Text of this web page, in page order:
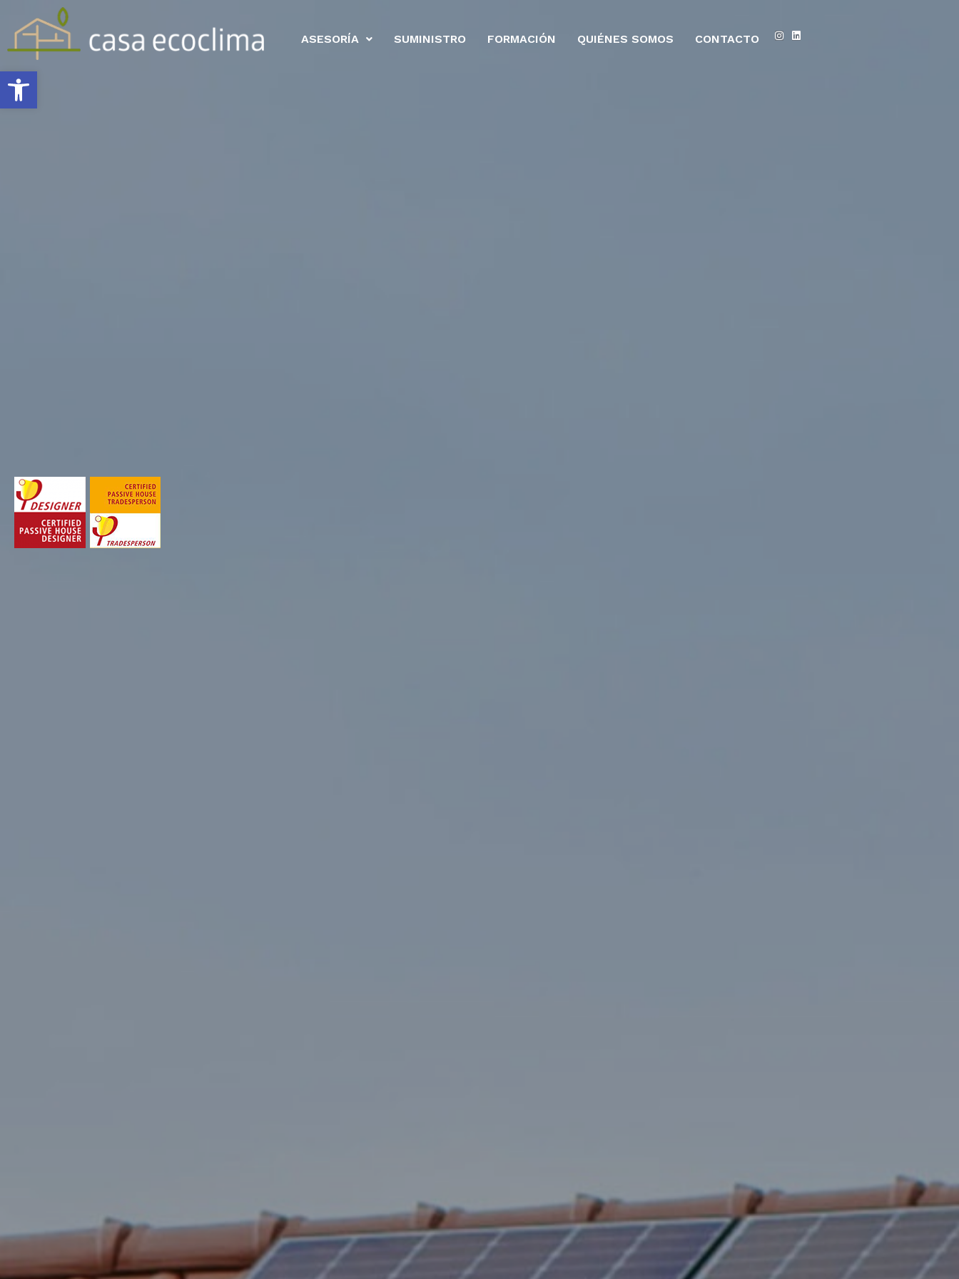
Abrir barra de herramientas
ASESORÍA SUMINISTRO FORMACIÓN QUIÉNES SOMOS CONTACTO